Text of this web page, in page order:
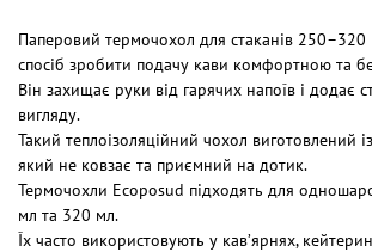
Паперовий термочохол для стаканів
спосіб зробити подачу кави комфортною та
Він захищає руки від гарячих напоїв і додає
вигляду.
Такий теплоізоляційний чохол виготовлений
який не ковзає та приємний на дотик.
Термочохли Ecoposud підходять для
мл та 320 мл.
Їх часто використовують у кав’ярнях,